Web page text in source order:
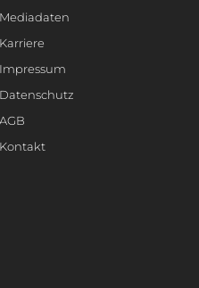
Mediadaten
Karriere
Impressum
Datenschutz
AGB
Kontakt